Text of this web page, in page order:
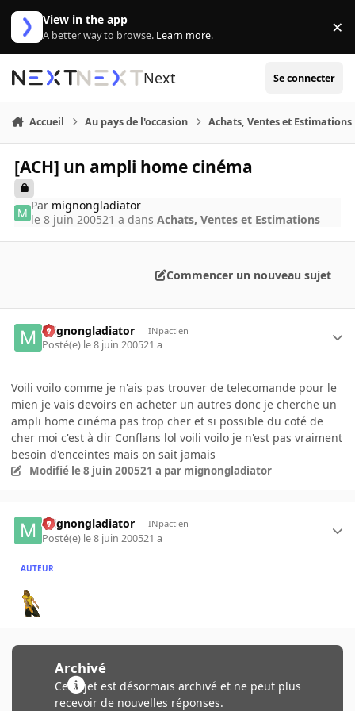
Aller au contenu
View in the app
A better way to browse. Learn more. ×
Next Se connecter
Accueil Au pays de l'occasion Achats, Ventes et Estimations
[ACH] un ampli home cinéma
Par mignongladiator
le 8 juin 200521 a dansAchats, Ventes et Estimations
Commencer un nouveau sujet
mignongladiator INpactien
Posté(e) le 8 juin 200521 a
Voili voilo comme je n'ais pas trouver de telecomande pour le
mien je vais devoirs en acheter un autres donc je cherche un
ampli home cinéma pas trop cher et si possible du coté de
cher moi c'est à dir Conflans lol voili voilo je n'est pas vraiment
besoin d'enceintes mais on sait jamais
Modifié le 8 juin 200521 a par mignongladiator
mignongladiator INpactien
Posté(e) le 8 juin 200521 a
AUTEUR
Archivé
Ce sujet est désormais archivé et ne peut plus
recevoir de nouvelles réponses.